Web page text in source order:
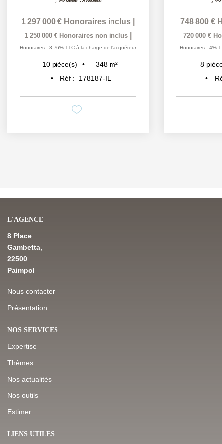
1 297 000 € Honoraires inclus
1 250 000 € Honoraires non inclus
Honoraires : 3,76% TTC à la charge de l'acquéreur
10 pièce(s) 348 m²
Réf :
178187-IL
748 800 €
720 000 €
Honoraires : 4%
8
L'AGENCE
8 Place
Gambetta,
22500
Paimpol
Nous contacter
Présentation
NOS SERVICES
Expertise
Thèmes
Nos actualités
Nos outils
Estimer
LIENS UTILES